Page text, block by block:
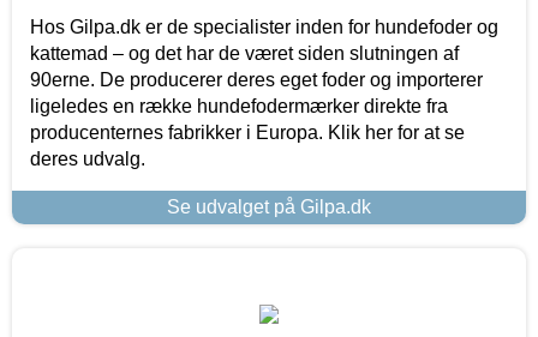
Hos Gilpa.dk er de specialister inden for hundefoder og
kattemad – og det har de været siden slutningen af
90erne. De producerer deres eget foder og importerer
ligeledes en række hundefodermærker direkte fra
producenternes fabrikker i Europa. Klik her for at se
deres udvalg.
Se udvalget på Gilpa.dk